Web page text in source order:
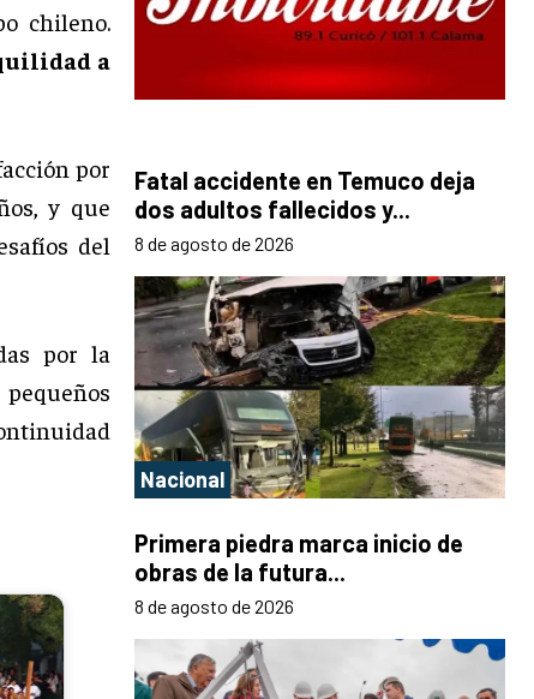
chileno.
a
por
y que
del
por la
Fatal accidente en Temuco deja
dos adultos fallecidos y...
8 de agosto de 2026
Nacional
Primera piedra marca inicio de
obras de la futura...
8 de agosto de 2026